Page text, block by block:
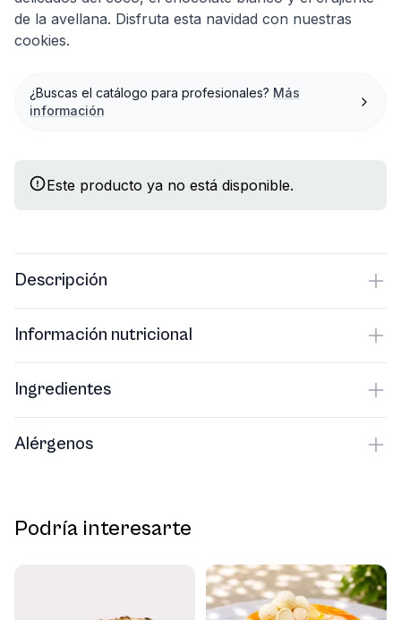
de la avellana. Disfruta esta navidad con nuestras
cookies.
¿Buscas el catálogo para profesionales? Más
información
Este producto ya no está disponible.
Descripción
Información nutricional
Ingredientes
Alérgenos
Podría interesarte